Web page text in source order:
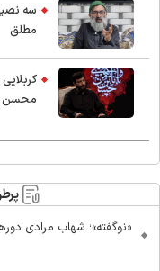
سه
مطلق
کربلایی
محسن
«نوگفته»؛ شهاب مرادی